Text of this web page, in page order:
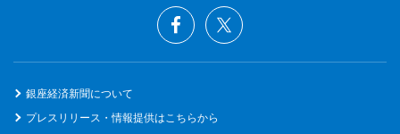
銀座経済新聞について
プレスリリース・情報提供はこちらから